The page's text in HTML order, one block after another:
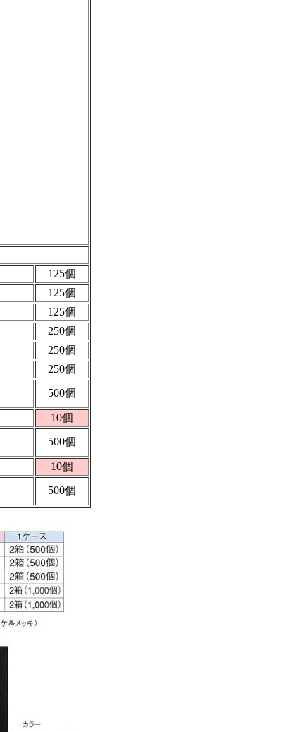
125個
125個
125個
250個
250個
250個
500個
10個
500個
10個
500個